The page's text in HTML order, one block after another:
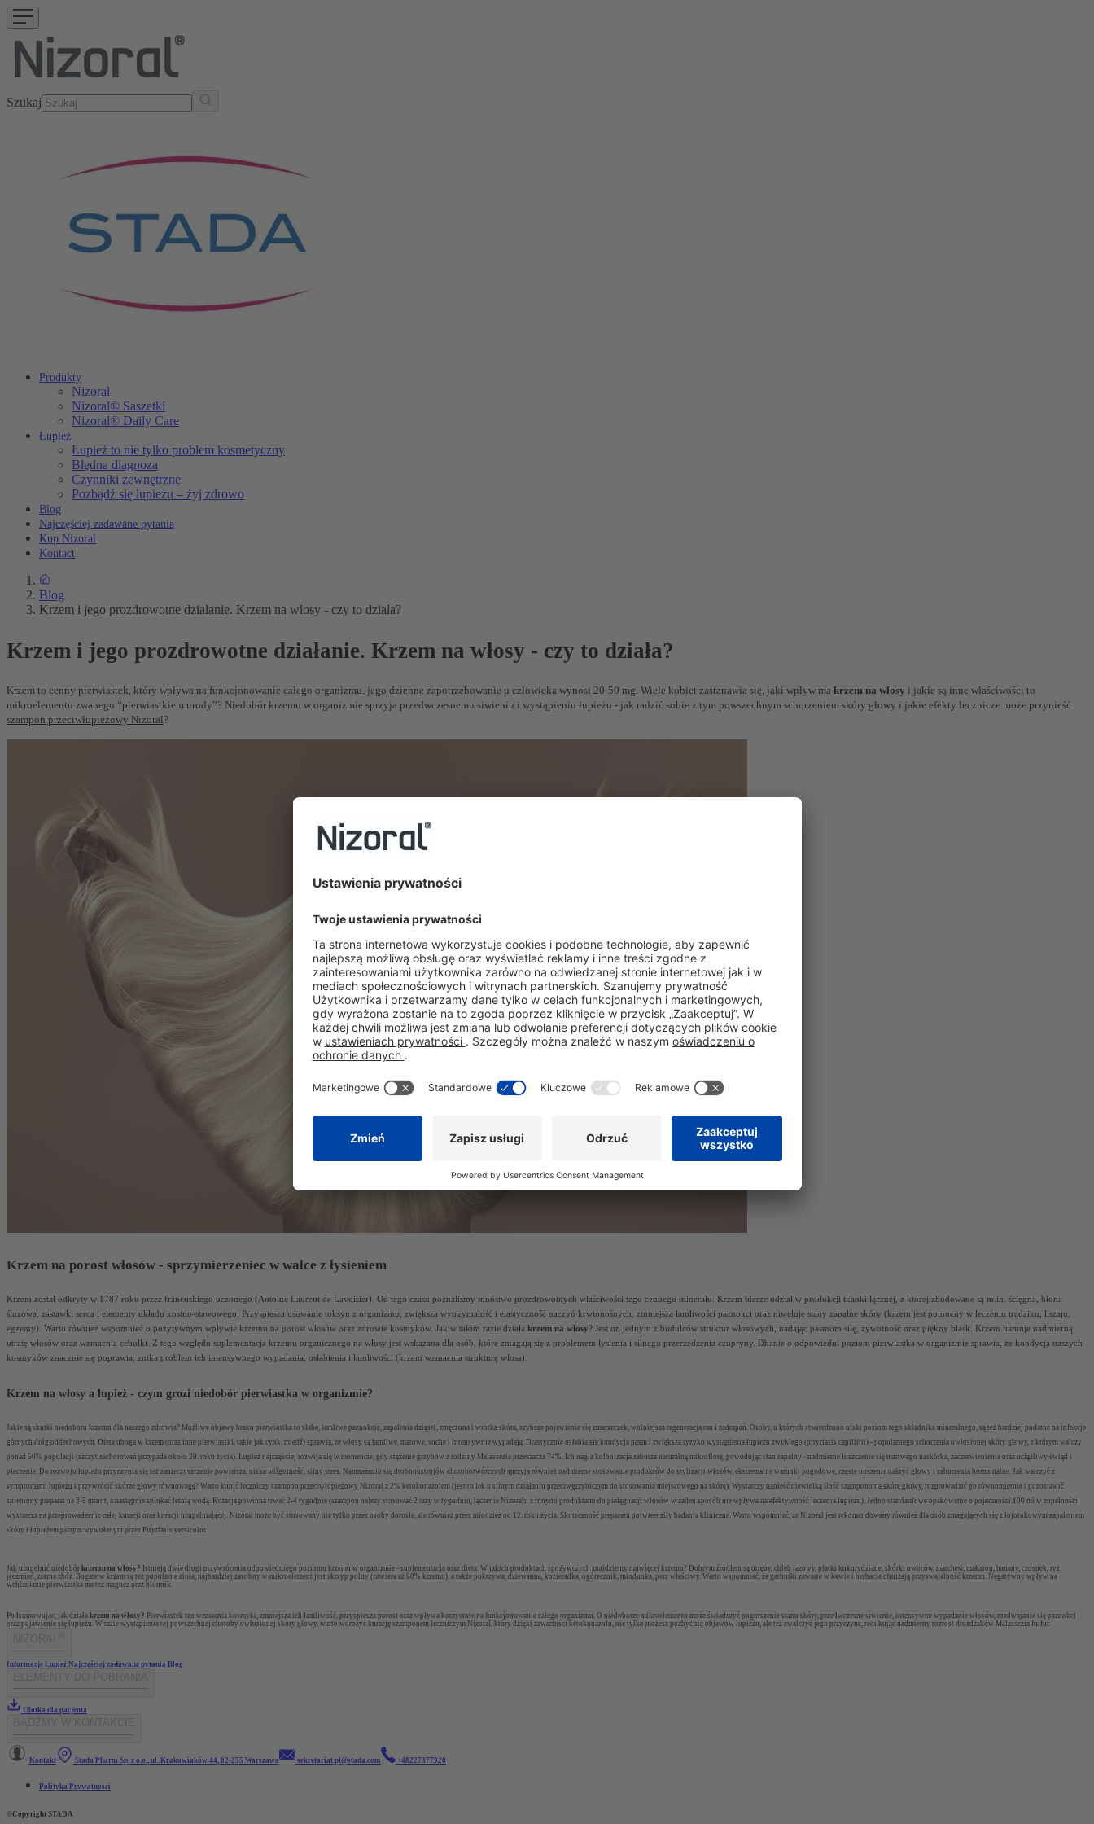
Szukaj
Produkty
Nizoral
Nizoral® Saszetki
Nizoral® Daily Care
Łupież
Łupież to nie tylko problem kosmetyczny
Blędna diagnoza
Czynniki zewnętrzne
Pozbądź się łupieżu – żyj zdrowo
Blog
Najczęściej zadawane pytania
Kup Nizoral
Kontact
Blog
Krzem i jego prozdrowotne dzialanie. Krzem na wlosy - czy to dziala?
Krzem i jego prozdrowotne działanie. Krzem na włosy - czy to działa?
Krzem to cenny pierwiastek, który wpływa na funkcjonowanie całego organizmu, jego dzienne zapotrzebowanie u człowieka wynosi 20-50 mg. Wiele kobiet zastanawia się, jaki wpływ ma krzem na włosy i jakie są inne właściwości to
mikroelementu zwanego “pierwiastkiem urody”? Niedobór krzemu w organizmie sprzyja przedwczesnemu siwieniu i wystąpieniu łupieżu - jak radzić sobie z tym powszechnym schorzeniem skóry głowy i jakie efekty lecznicze może przynieść
szampon przeciwłupieżowy Nizoral?
Krzem na porost włosów - sprzymierzeniec w walce z łysieniem
Krzem został odkryty w 1787 roku przez francuskiego uczonego (Antoine Laurent de Lavoisier). Od tego czasu poznaliśmy mnóstwo prozdrowotnych właściwości tego cennego minerału. Krzem bierze udział w produkcji tkanki łącznej, z której zbudowane są m.in. ścięgna, błona
śluzowa, zastawki serca i elementy układu kostno-stawowego. Przyspiesza usuwanie toksyn z organizmu, zwiększa wytrzymałość i elastyczność naczyń krwionośnych, zmniejsza łamliwości paznokci oraz niweluje stany zapalne skóry (krzem jest pomocny w leczeniu trądziku, liszaju,
egzemy). Warto również wspomnieć o pozytywnym wpływie krzemu na porost włosów oraz zdrowie kosmyków. Jak w takim razie działa krzem na włosy? Jest on jednym z budulców struktur włosowych, nadając pasmom siłę, żywotność oraz piękny blask. Krzem hamuje nadmierną
utratę włosów oraz wzmacnia cebulki. Z tego względu suplementacja krzemu organicznego na włosy jest wskazana dla osób, które zmagają się z problemem łysienia i silnego przerzedzenia czupryny. Dbanie o odpowiedni poziom pierwiastka w organizmie sprawia, że kondycja naszych
kosmyków znacznie się poprawia, znika problem ich intensywnego wypadania, osłabienia i łamliwości (krzem wzmacnia strukturę włosa).
Krzem na włosy a łupież - czym grozi niedobór pierwiastka w organizmie?
Jakie są skutki niedoboru krzemu dla naszego zdrowia? Możliwe objawy braku pierwiastka to słabe, łamliwe paznokcie, zapalenia dziąseł, zmęczona i wiotka skóra, szybsze pojawienie się zmarszczek, wolniejsza regeneracja ran i zadrapań. Osoby, u których stwierdzono niski poziom tego składnika mineralnego, są też bardziej podatne na infekcje
górnych dróg oddechowych. Dieta uboga w krzem (oraz inne pierwiastki, takie jak cynk, miedź) sprawia, że włosy są łamliwe, matowe, suche i intensywnie wypadają. Drastycznie osłabia się kondycja pasm i zwiększa ryzyko wystąpienia łupieżu zwykłego (pityriasis capillitii) - popularnego schorzenia owłosionej skóry głowy, z którym walczy
ponad 50% populacji (szczyt zachorowań przypada około 20. roku życia). Łupież najczęściej rozwija się w momencie, gdy stężenie grzybów z rodziny Malassezia przekracza 74%. Ich nagła kolonizacja zaburza naturalną mikroflorę, powodując stan zapalny - nadmierne łuszczenie się martwego naskórka, zaczerwienienia oraz uciążliwy świąd i
pieczenie. Do rozwoju łupieżu przyczynia się też zanieczyszczenie powietrza, niska wilgotność, silny stres. Namnażaniu się drobnoustrojów chorobotwórczych sprzyja również nadmierne stosowanie produktów do stylizacji włosów, ekstremalne warunki pogodowe, częste noszenie nakryć głowy i zaburzenia hormonalne. Jak walczyć z
symptomami łupieżu i przywrócić skórze głowy równowagę? Warto kupić leczniczy szampon przeciwłupieżowy Nizoral z 2% ketokonazolem (jest to lek o silnym działaniu przeciwgrzybiczym do stosowania miejscowego na skórę). Wystarczy nanieść niewielką ilość szamponu na skórę głowy, rozprowadzić go równomiernie i pozostawić
spieniony preparat na 3-5 minut, a następnie spłukać letnią wodą. Kuracja powinna trwać 2-4 tygodnie (szampon należy stosować 2 razy w tygodniu, łączenie Nizoralu z innymi produktami do pielęgnacji włosów w żaden sposób nie wpływa na efektywność leczenia łupieżu). Jedno standardowe opakowanie o pojemności 100 ml w zupełności
wystarcza na przeprowadzenie całej kuracji oraz kuracji uzupełniającej. Nizoral może być stosowany nie tylko przez osoby dorosłe, ale również przez młodzież od 12. roku życia. Skuteczność preparatu potwierdziły badania kliniczne. Warto wspomnieć, że Nizoral jest rekomendowany również dla osób zmagających się z łojotokowym zapaleniem
skóry i łupieżem pstrym wywołanym przez Pityriasis versicolor.
Jak uzupełnić niedobór krzemu na włosy? Istnieją dwie drogi przywrócenia odpowiedniego poziomu krzemu w organizmie - suplementacja oraz dieta. W jakich produktach spożywczych znajdziemy najwięcej krzemu? Dobrym źródłem są otręby, chleb razowy, płatki kukurydziane, skórki owoców, marchew, makaron, banany, czosnek, ryż,
jęczmień, ziarna zbóż. Bogate w krzem są też popularne zioła, najbardziej zasobny w mikroelement jest skrzyp polny (zawiera aż 60% krzemu), a także pokrzywa, dziewanna, kozieradka, ogórecznik, miodunka, perz właściwy. Warto wspomnieć, że garbniki zawarte w kawie i herbacie obniżają przyswajalność krzemu. Negatywny wpływ na
wchłanianie pierwiastka ma też magnez oraz błonnik.
Podsumowując, jak działa krzem na włosy? Pierwiastek ten wzmacnia kosmyki, zmniejsza ich łamliwość, przyspiesza porost oraz wpływa korzystnie na funkcjonowanie całego organizmu. O niedoborze mikroelementu może świadczyć pogorszenie stanu skóry, przedwczesne siwienie, intensywne wypadanie włosów, rozdwajanie się paznokci
oraz pojawienie się łupieżu. W razie wystąpienia tej powszechnej choroby owłosionej skóry głowy, warto wdrożyć kurację szamponem leczniczym Nizoral, który dzięki zawartości ketokonazolu, nie tylko możesz pozbyć się objawów łupieżu, ale też zwalczyć jego przyczynę, redukując nadmierny rozrost drożdżaków Malassezia furfur.
Informacje Łupież Najczęściej zadawane pytania Blog
Ulotka dla pacjenta
Kontakt Stada Pharm Sp. z o.o., ul. Krakowiaków 44, 02-255 Warszawa sekretariat.pl@stada.com +48227377920
Polityka Prywatnosci
©Copyright STADA